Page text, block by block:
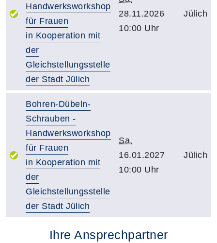
Handwerksworkshop
für Frauen
in Kooperation mit
der
Gleichstellungsstelle
der Stadt Jülich
28.11.2026
10:00 Uhr
Jülich
Bohren-Dübeln-
Schrauben -
Handwerksworkshop
für Frauen
in Kooperation mit
der
Gleichstellungsstelle
der Stadt Jülich
Sa.
16.01.2027
10:00 Uhr
Jülich
Ihre Ansprechpartner